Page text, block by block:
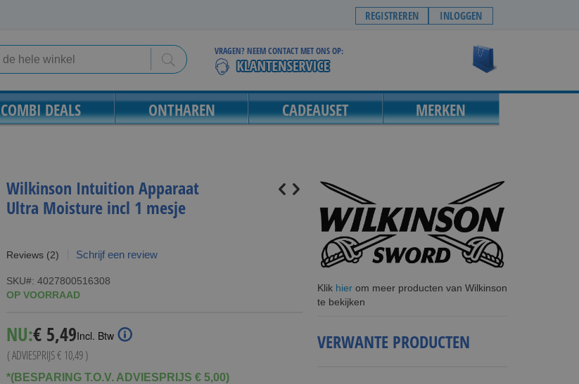
REGISTREREN INLOGGEN
VRAGEN? NEEM CONTACT MET ONS OP:
COMBI DEALS ONTHAREN CADEAUSET MERKEN
Wilkinson Intuition Apparaat
Ultra Moisture incl 1 mesje
Reviews (2) Schrijf een review
SKU
4027800516308
OP VOORRAAD
NU:Special
Price
€ 5,49Incl. Btw
( ADVIESPRIJS€ 10,49)
*(BESPARING T.O.V. ADVIESPRIJS € 5,00)
Klik hierom meer producten van Wilkinson
te bekijken
VERWANTE PRODUCTEN